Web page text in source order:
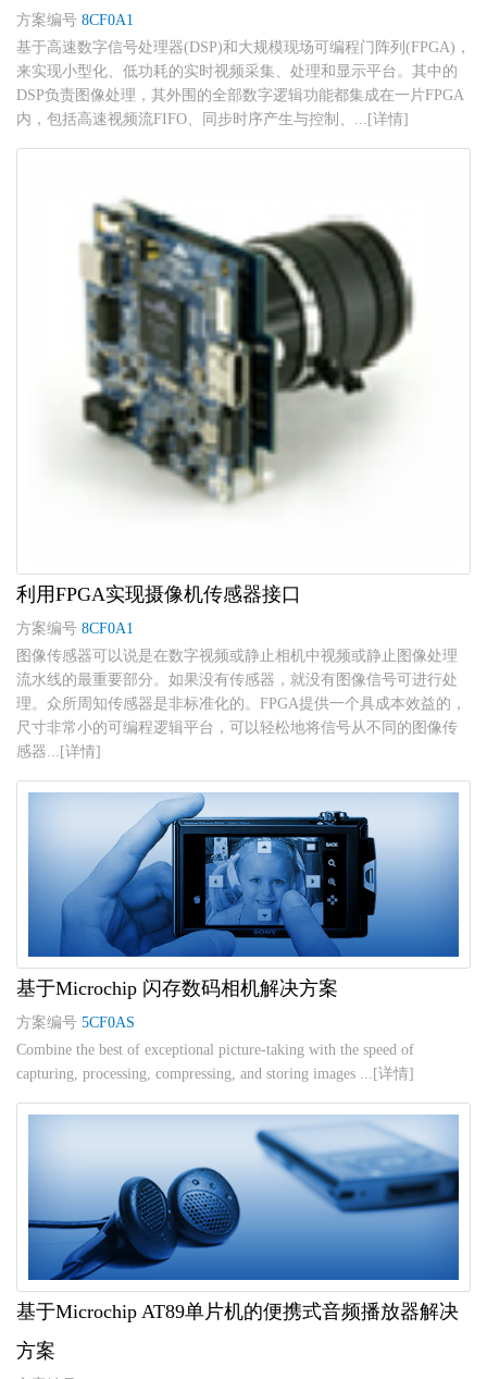
方案编号 8CF0A1
基于高速数字信号处理器(DSP)和大规模现场可编程门阵列(FPGA)，
来实现小型化、低功耗的实时视频采集、处理和显示平台。其中的
DSP负责图像处理，其外围的全部数字逻辑功能都集成在一片FPGA
内，包括高速视频流FIFO、同步时序产生与控制、...[详情]
利用FPGA实现摄像机传感器接口
方案编号 8CF0A1
图像传感器可以说是在数字视频或静止相机中视频或静止图像处理
流水线的最重要部分。如果没有传感器，就没有图像信号可进行处
理。众所周知传感器是非标准化的。FPGA提供一个具成本效益的，
尺寸非常小的可编程逻辑平台，可以轻松地将信号从不同的图像传
感器...[详情]
基于Microchip 闪存数码相机解决方案
方案编号 5CF0AS
Combine the best of exceptional picture-taking with the speed of
capturing, processing, compressing, and storing images ...[详情]
基于Microchip AT89单片机的便携式音频播放器解决
方案